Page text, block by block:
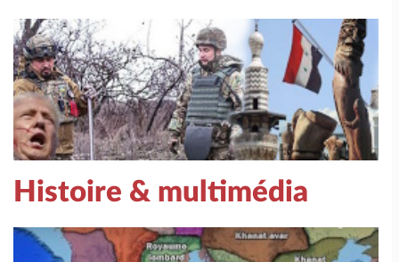
Histoire & multimédia